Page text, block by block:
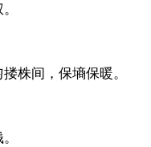
株间，保墒保暖。